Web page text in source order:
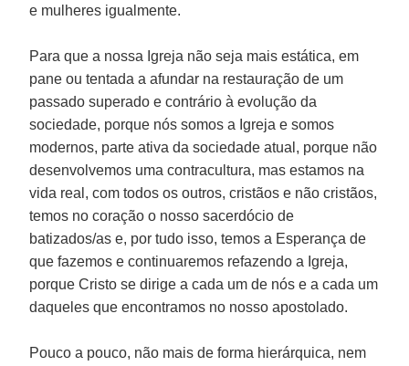
e mulheres igualmente.
Para que a nossa Igreja não seja mais estática, em
pane ou tentada a afundar na restauração de um
passado superado e contrário à evolução da
sociedade, porque nós somos a Igreja e somos
modernos, parte ativa da sociedade atual, porque não
desenvolvemos uma contracultura, mas estamos na
vida real, com todos os outros, cristãos e não cristãos,
temos no coração o nosso sacerdócio de
batizados/as e, por tudo isso, temos a Esperança de
que fazemos e continuaremos refazendo a Igreja,
porque Cristo se dirige a cada um de nós e a cada um
daqueles que encontramos no nosso apostolado.
Pouco a pouco, não mais de forma hierárquica, nem